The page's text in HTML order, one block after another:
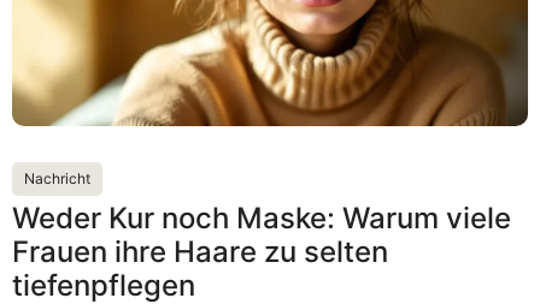
Nachricht
Weder Kur noch Maske: Warum viele
Frauen ihre Haare zu selten
tiefenpflegen